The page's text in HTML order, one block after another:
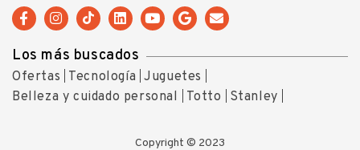
Los más buscados
Ofertas Tecnología Juguetes
Belleza y cuidado personal
Totto Stanley
Copyright © 2023